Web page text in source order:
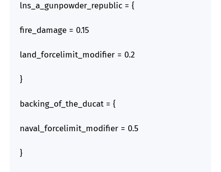
lns_a_gunpowder_republic = {
fire_damage = 0.15
land_forcelimit_modifier = 0.2
}
backing_of_the_ducat = {
naval_forcelimit_modifier = 0.5
}